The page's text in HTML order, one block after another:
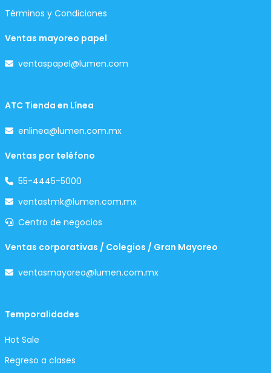
Términos y Condiciones
Ventas mayoreo papel
ventaspapel@lumen.com
ATC Tienda en Línea
enlinea@lumen.com.mx
Ventas por teléfono
55-4445-5000
ventastmk@lumen.com.mx
Centro de negocios
Ventas corporativas / Colegios / Gran Mayoreo
ventasmayoreo@lumen.com.mx
Temporalidades
Hot Sale
Regreso a clases